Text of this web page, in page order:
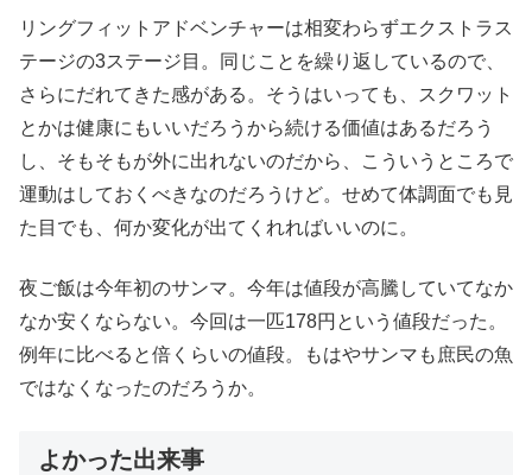
リングフィットアドベンチャーは相変わらずエクストラス
テージの3ステージ目。同じことを繰り返しているので、
さらにだれてきた感がある。そうはいっても、スクワット
とかは健康にもいいだろうから続ける価値はあるだろう
し、そもそもが外に出れないのだから、こういうところで
運動はしておくべきなのだろうけど。せめて体調面でも見
た目でも、何か変化が出てくれればいいのに。
夜ご飯は今年初のサンマ。今年は値段が高騰していてなか
なか安くならない。今回は一匹178円という値段だった。
例年に比べると倍くらいの値段。もはやサンマも庶民の魚
ではなくなったのだろうか。
よかった出来事